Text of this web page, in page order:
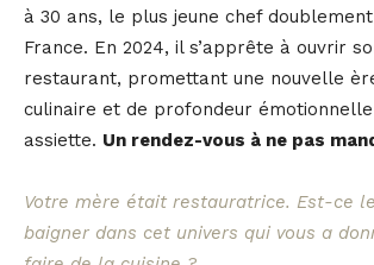
à 30 ans, le plus jeune chef
France. En 2024, il s’apprête à ouvrir
restaurant, promettant une nouvelle
culinaire et de profondeur émotionnelle
assiette. Un rendez-vous à ne pas
Votre mère était restauratrice. Est-ce
baigner dans cet univers qui vous a